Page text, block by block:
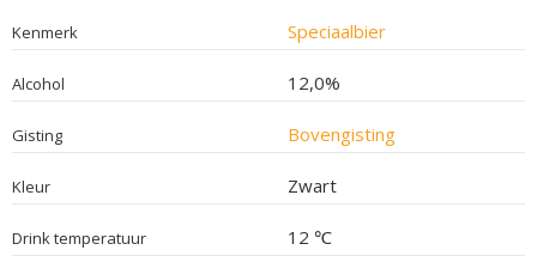
Kenmerk Speciaalbier
Alcohol 12,0%
Gisting Bovengisting
Kleur Zwart
Drink temperatuur 12 ℃